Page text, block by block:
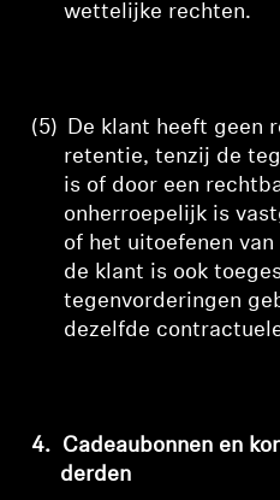
wettelijke rechten.
(5) De klant heeft geen
retentie, tenzij de
is of door een
onherroepelijk is
of het uitoefenen
de klant is ook
tegenvorderingen
dezelfde
4. Cadeaubonnen en
derden